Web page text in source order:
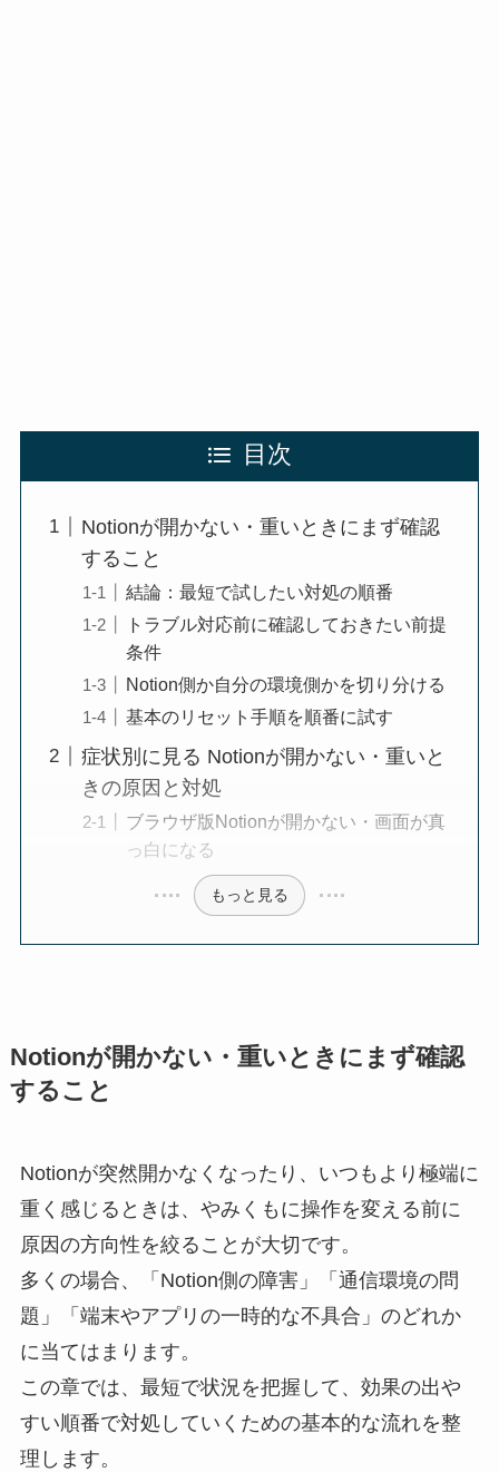
目次
Notionが開かない・重いときにまず確認
すること
結論：最短で試したい対処の順番
トラブル対応前に確認しておきたい前提
条件
Notion側か自分の環境側かを切り分ける
基本のリセット手順を順番に試す
症状別に見る Notionが開かない・重いと
きの原因と対処
ブラウザ版Notionが開かない・画面が真
っ白になる
もっと見る
Notionが開かない・重いときにまず確認
すること
Notionが突然開かなくなったり、いつもより極端に
重く感じるときは、やみくもに操作を変える前に
原因の方向性を絞ることが大切です。
多くの場合、「Notion側の障害」「通信環境の問
題」「端末やアプリの一時的な不具合」のどれか
に当てはまります。
この章では、最短で状況を把握して、効果の出や
すい順番で対処していくための基本的な流れを整
理します。